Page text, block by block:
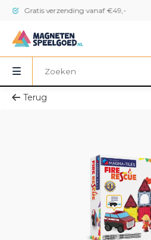
Gratis verzending vanaf €49,-
Terug